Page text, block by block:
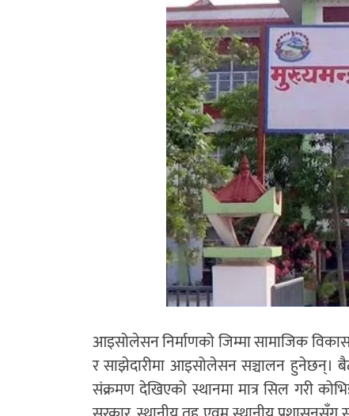
आइसोलेसन निर्माणको जिम्मा सामाजिक
र साझेदारीमा आइसोलेसन सञ्चालन हुनेछन्।
संक्रमण देखिएको स्थानमा मात्र सिल गरी